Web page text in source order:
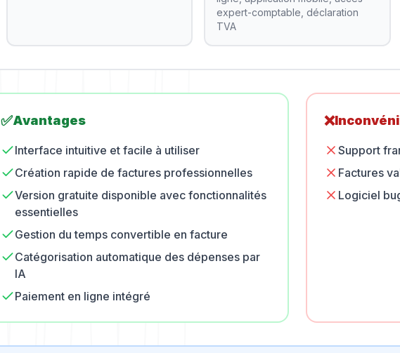
expert-comptable, déclaration
TVA
✅Avantages
Interface intuitive et facile à utiliser
Création rapide de factures professionnelles
Version gratuite disponible avec fonctionnalités
essentielles
Gestion du temps convertible en facture
Catégorisation automatique des dépenses par
IA
Paiement en ligne intégré
❌
Support
Factures
Logiciel